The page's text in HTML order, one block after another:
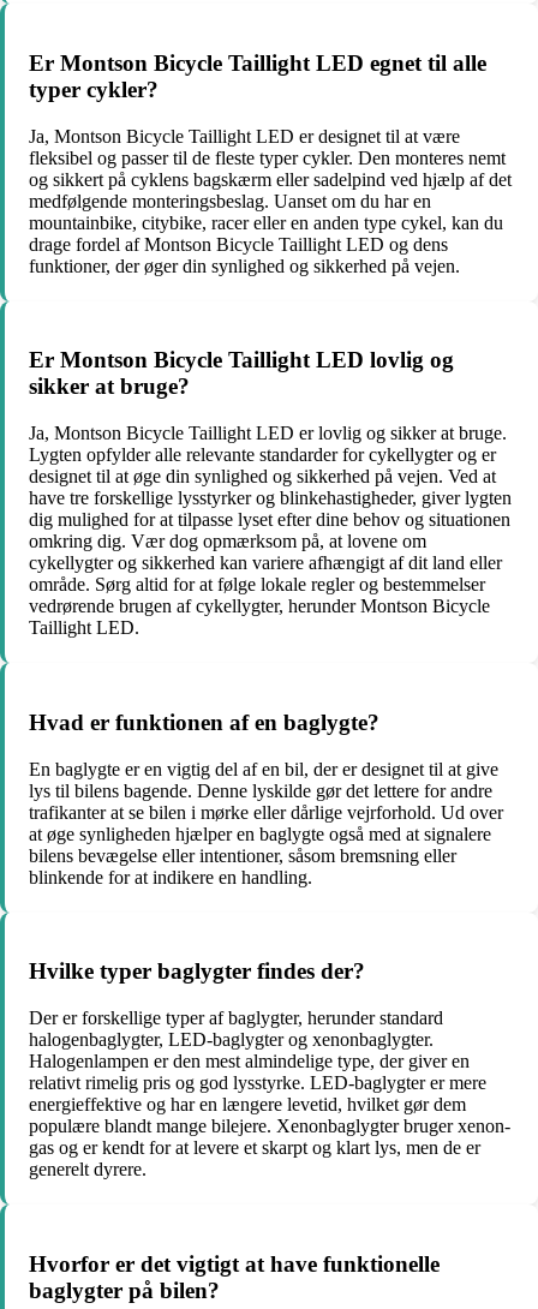
Er Montson Bicycle Taillight LED egnet til alle
typer cykler?
Ja, Montson Bicycle Taillight LED er designet til at være
fleksibel og passer til de fleste typer cykler. Den monteres nemt
og sikkert på cyklens bagskærm eller sadelpind ved hjælp af det
medfølgende monteringsbeslag. Uanset om du har en
mountainbike, citybike, racer eller en anden type cykel, kan du
drage fordel af Montson Bicycle Taillight LED og dens
funktioner, der øger din synlighed og sikkerhed på vejen.
Er Montson Bicycle Taillight LED lovlig og
sikker at bruge?
Ja, Montson Bicycle Taillight LED er lovlig og sikker at bruge.
Lygten opfylder alle relevante standarder for cykellygter og er
designet til at øge din synlighed og sikkerhed på vejen. Ved at
have tre forskellige lysstyrker og blinkehastigheder, giver lygten
dig mulighed for at tilpasse lyset efter dine behov og situationen
omkring dig. Vær dog opmærksom på, at lovene om
cykellygter og sikkerhed kan variere afhængigt af dit land eller
område. Sørg altid for at følge lokale regler og bestemmelser
vedrørende brugen af cykellygter, herunder Montson Bicycle
Taillight LED.
Hvad er funktionen af en baglygte?
En baglygte er en vigtig del af en bil, der er designet til at give
lys til bilens bagende. Denne lyskilde gør det lettere for andre
trafikanter at se bilen i mørke eller dårlige vejrforhold. Ud over
at øge synligheden hjælper en baglygte også med at signalere
bilens bevægelse eller intentioner, såsom bremsning eller
blinkende for at indikere en handling.
Hvilke typer baglygter findes der?
Der er forskellige typer af baglygter, herunder standard
halogenbaglygter, LED-baglygter og xenonbaglygter.
Halogenlampen er den mest almindelige type, der giver en
relativt rimelig pris og god lysstyrke. LED-baglygter er mere
energieffektive og har en længere levetid, hvilket gør dem
populære blandt mange bilejere. Xenonbaglygter bruger xenon-
gas og er kendt for at levere et skarpt og klart lys, men de er
generelt dyrere.
Hvorfor er det vigtigt at have funktionelle
baglygter på bilen?